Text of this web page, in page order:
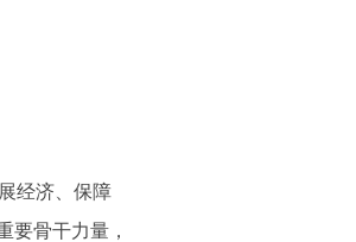
经济、保障
要骨干力量，